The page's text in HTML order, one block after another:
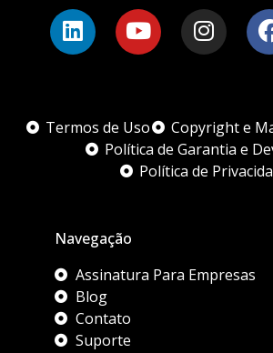
Termos de Uso
Copyright e
Política de Garantia e
Política de
Navegação
Assinatura Para Empresas
Blog
Contato
Suporte